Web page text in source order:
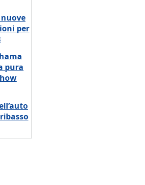
nuove
per
pura